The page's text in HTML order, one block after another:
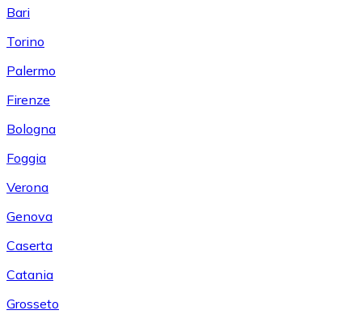
Bari
Torino
Palermo
Firenze
Bologna
Foggia
Verona
Genova
Caserta
Catania
Grosseto